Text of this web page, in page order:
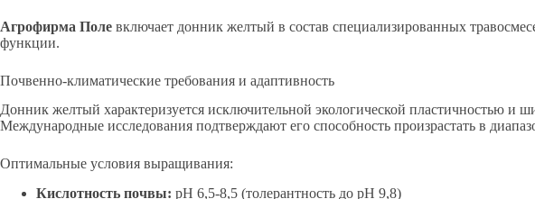
Агрофирма Поле включает донник желтый в состав специализированных
функции.
Почвенно-климатические требования и адаптивность
Донник желтый характеризуется исключительной экологической пластичностью
Международные исследования подтверждают его способность произрастать в
Оптимальные условия выращивания:
Кислотность почвы: pH 6,5-8,5 (толерантность до pH 9,8)